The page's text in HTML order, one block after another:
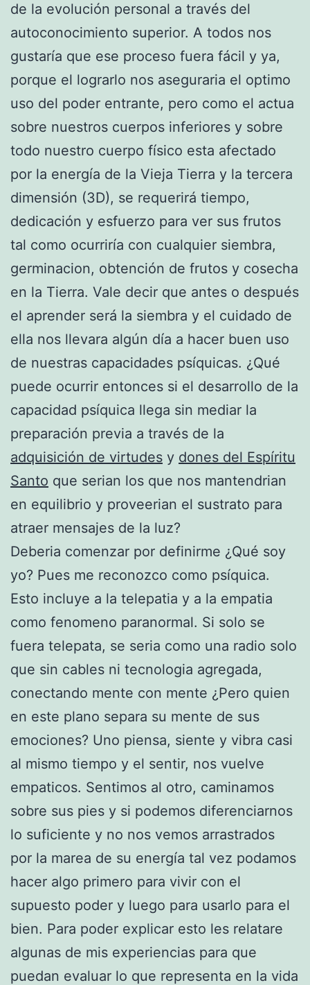
de la evolución personal a través del
autoconocimiento superior. A todos nos
gustaría que ese proceso fuera fácil y ya,
porque el lograrlo nos aseguraria el optimo
uso del poder entrante, pero como el actua
sobre nuestros cuerpos inferiores y sobre
todo nuestro cuerpo físico esta afectado
por la energía de la Vieja Tierra y la tercera
dimensión (3D), se requerirá tiempo,
dedicación y esfuerzo para ver sus frutos
tal como ocurriría con cualquier siembra,
germinacion, obtención de frutos y cosecha
en la Tierra. Vale decir que antes o después
el aprender será la siembra y el cuidado de
ella nos llevara algún día a hacer buen uso
de nuestras capacidades psíquicas. ¿Qué
puede ocurrir entonces si el desarrollo de la
capacidad psíquica llega sin mediar la
preparación previa a través de la
adquisición de virtudes y dones del Espíritu
Santo que serian los que nos mantendrian
en equilibrio y proveerian el sustrato para
atraer mensajes de la luz?
Deberia comenzar por definirme ¿Qué soy
yo? Pues me reconozco como psíquica.
Esto incluye a la telepatia y a la empatia
como fenomeno paranormal. Si solo se
fuera telepata, se seria como una radio solo
que sin cables ni tecnologia agregada,
conectando mente con mente ¿Pero quien
en este plano separa su mente de sus
emociones? Uno piensa, siente y vibra casi
al mismo tiempo y el sentir, nos vuelve
empaticos. Sentimos al otro, caminamos
sobre sus pies y si podemos diferenciarnos
lo suficiente y no nos vemos arrastrados
por la marea de su energía tal vez podamos
hacer algo primero para vivir con el
supuesto poder y luego para usarlo para el
bien. Para poder explicar esto les relatare
algunas de mis experiencias para que
puedan evaluar lo que representa en la vida